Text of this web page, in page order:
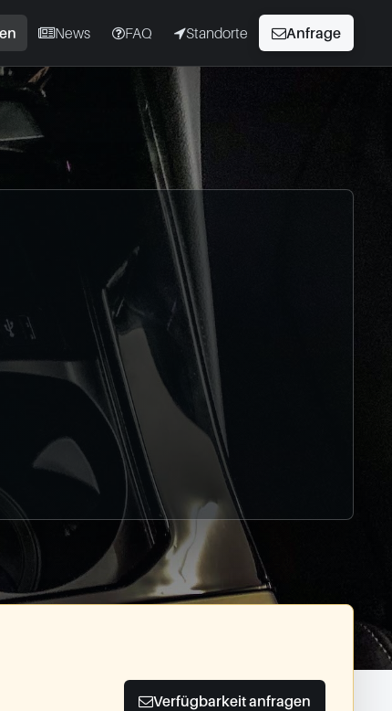
News FAQ Standorte Anfrage
Verfügbarkeit anfragen